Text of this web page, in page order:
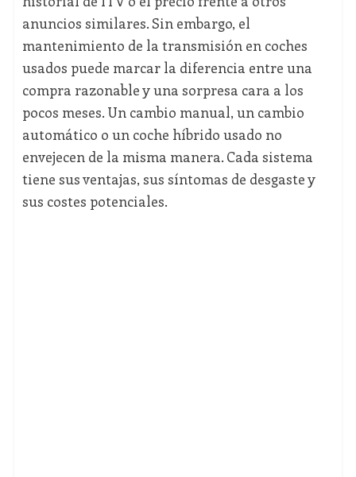
anuncios similares. Sin embargo, el
mantenimiento de la transmisión en coches
usados puede marcar la diferencia entre una
compra razonable y una sorpresa cara a los
pocos meses. Un cambio manual, un cambio
automático o un coche híbrido usado no
envejecen de la misma manera. Cada sistema
tiene sus ventajas, sus síntomas de desgaste y
sus costes potenciales.